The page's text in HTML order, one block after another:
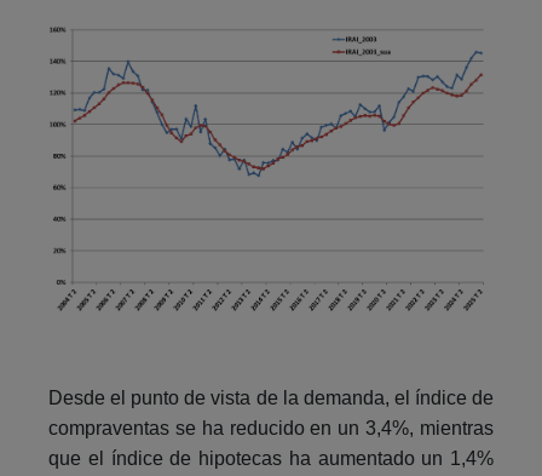
Desde el punto de vista de la demanda, el índice de
compraventas se ha reducido en un 3,4%, mientras
que el índice de hipotecas ha aumentado un 1,4%